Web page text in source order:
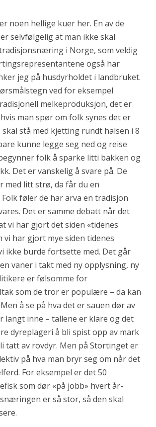
noen hellige kuer her. En av de
selvfølgelig at man ikke skal
i Norge, som veldig
også har
jeg på husdyrholdet i landbruket.
ved for eksempel
melkeproduksjon, det er
man spør om folk synes det er
stå med kjetting rundt halsen i 8
kunne legge seg ned og reise
folk å sparke litti bakken og
Det er vanskelig å svare på. De
med litt strø, da får du en
Folk føler de har arva en tradisjon
Det er samme debatt når det
vi har gjort det siden «tidenes
vi har gjort mye siden tidenes
ikke burde fortsette med. Det går
vaner i takt med ny opplysning, ny
er følsomme for
som de tror er populære – da kan
å se på hva det er sauen dør av
langt inne – tallene er klare og det
dyreplageri å bli spist opp av mark
tatt av rovdyr. Men på Stortinget er
på hva man bryr seg om når det
For eksempel er det 50
som dør «på jobb» hvert år-
er så stor, så den skal